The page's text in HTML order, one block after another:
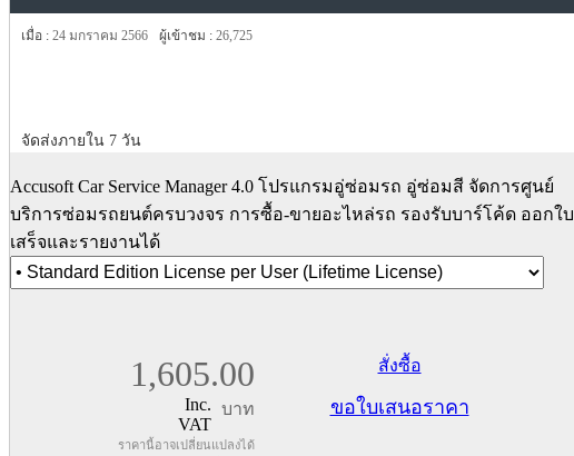
เมื่อ : 24 มกราคม 2566 ผู้เข้าชม : 26,725
จัดส่งภายใน 7 วัน
Accusoft Car Service Manager 4.0 โปรแกรมอู่ซ่อมรถ อู่ซ่อมสี จัดการศูนย์
บริการซ่อมรถยนต์ครบวงจร การซื้อ-ขายอะไหล่รถ รองรับบาร์โค้ด ออกใบ
เสร็จและรายงานได้
1,605.00
บาท
Inc.
VAT
ราคานี้อาจเปลี่ยนแปลงได้
สั่งซื้อ
ขอใบเสนอราคา